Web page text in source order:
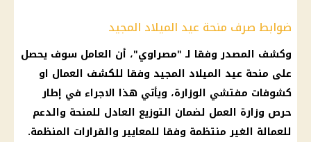
ضوابط صرف منحة عيد الميلاد المجيد
وكشف المصدر وفقا لـ "مصراوي"، أن العامل سوف يحصل
على منحة عيد الميلاد المجيد وفقا للكشف العمال او
كشوفات مفتشي الوزارة، ويأتي هذا الاجراء في إطار
حرص وزارة العمل لضمان التوزيع العادل للمنحة والدعم
للعمالة الغير منتظمة وفقا للمعايير والقرارات المنظمة.